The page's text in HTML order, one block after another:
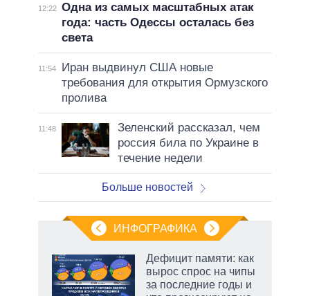
12:22 Одна из самых масштабных атак
года: часть Одессы осталась без
света
11:54
Иран выдвинул США новые
требования для открытия Ормузского
пролива
11:48
Зеленский рассказал, чем
россия била по Украине в
течение недели
Больше новостей
ИНФОГРАФИКА
Дефицит памяти: как
вырос спрос на чипы
за последние годы и